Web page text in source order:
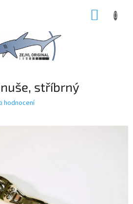
stříbrný
hodnocení